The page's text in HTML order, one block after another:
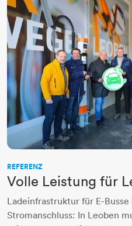
REFERENZ
Volle Leistung für
Ladeinfrastruktur für E-
Stromanschluss: In Leoben